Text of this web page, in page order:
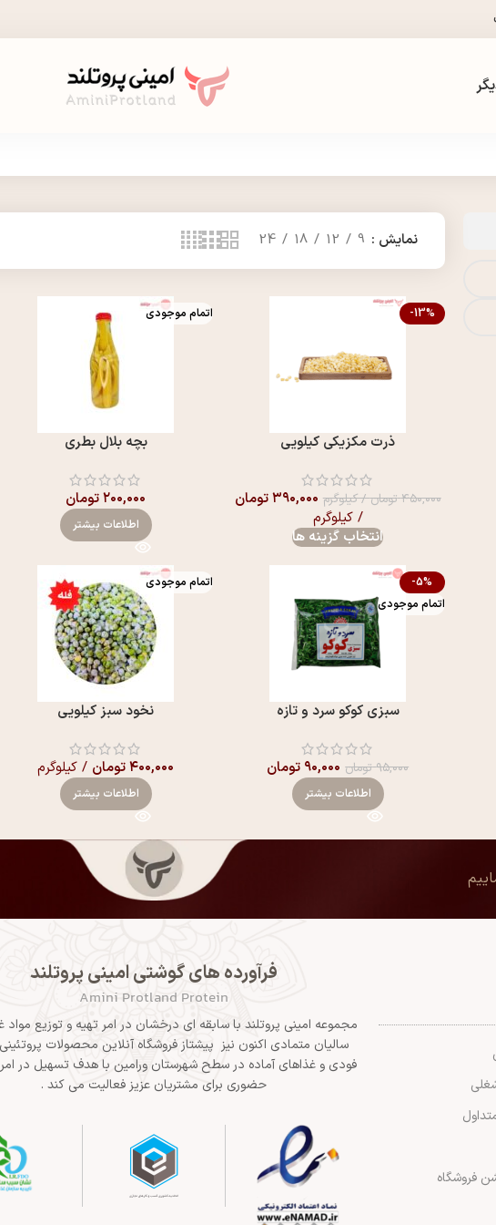
نمایش 9
12
18
24
-13%
ذرت مکزیکی کیلویی
۴۵۰,۰۰۰تومان/ کیلوگرم ۳۹۰,۰۰۰تومان
/ کیلوگرم
انتخاب گزینه ها
اتمام موجودی
بچه بلال بطری
۲۰۰,۰۰۰تومان
اطلاعات بیشتر
-5%
اتمام موجودی
سبزی کوکو سرد و تازه
۹۵,۰۰۰تومان ۹۰,۰۰۰ تومان
اطلاعات بیشتر
اتمام موجودی
نخود سبز کیلویی
۴۰۰,۰۰۰تومان / کیلوگرم
اطلاعات بیشتر
فروشگاه
فرآورده های گوشتی امینی پروتلند
Amini Protland Protein
مجموعه امینی پروتلند با سابقه ای درخشان در امر تهیه و توزیع
سالیان متمادی اکنون نیز پیشتاز فروشگاه آنلاین محصولات
فودی و غذاهای آماده در سطح شهرستان ورامین با هدف تسهیل در امر
حضوری برای مشتریان عزیز فعالیت می کند .